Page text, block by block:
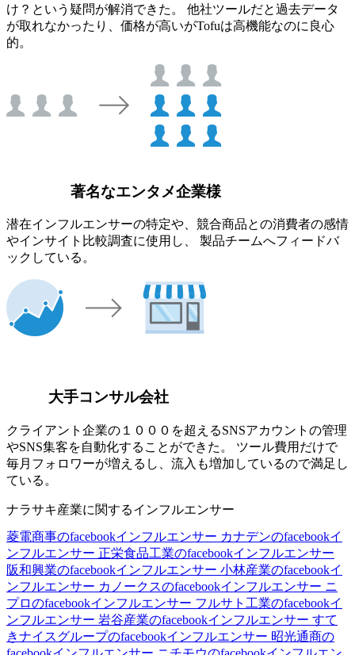
け？という疑問が解消できた。 他社ツールだと過去データ
が取れなかったり、価格が高いがTofuは高機能なのに良心
的。
著名なエンタメ企業様
潜在インフルエンサーの特定や、競合商品との消費者の感情
やインサイト比較調査に使用し、 製品チームへフィードバ
ックしている。
大手コンサル会社
クライアント企業の１０００を超えるSNSアカウントの管理
やSNS集客を自動化することができた。 ツール費用だけで
毎月フォロワーが増えるし、流入も増加しているので満足し
ている。
ナラサキ産業に関するインフルエンサー
菱電商事のfacebookインフルエンサー カナデンのfacebookイ
ンフルエンサー 正栄食品工業のfacebookインフルエンサー
阪和興業のfacebookインフルエンサー 小林産業のfacebookイ
ンフルエンサー カノークスのfacebookインフルエンサー ニ
プロのfacebookインフルエンサー フルサト工業のfacebookイ
ンフルエンサー 岩谷産業のfacebookインフルエンサー すて
きナイスグループのfacebookインフルエンサー 昭光通商の